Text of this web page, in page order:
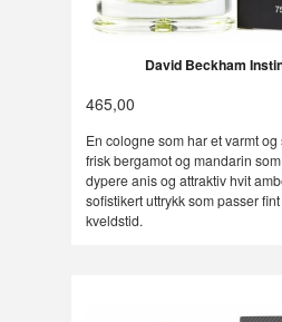
David Beckham
465,00
En cologne som har et varmt
frisk bergamot og mandarin
dypere anis og attraktiv hvit
sofistikert uttrykk som passer
kveldstid.